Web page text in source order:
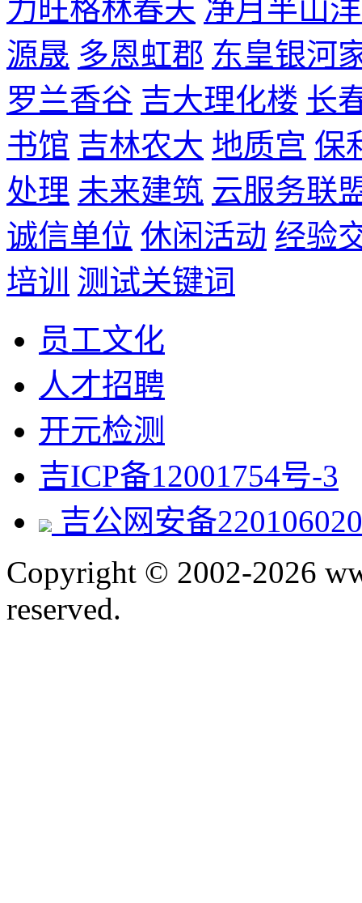
力旺格林春天 净月半山
源晟 多恩虹郡 东皇银河
罗兰香谷 吉大理化楼 长
书馆 吉林农大 地质宫 保
处理 未来建筑 云服务联
诚信单位 休闲活动 经验
培训 测试关键词
员工文化
人才招聘
开元检测
吉ICP备12001754号-3
吉公网安备
Copyright © 2002-2026
reserved.